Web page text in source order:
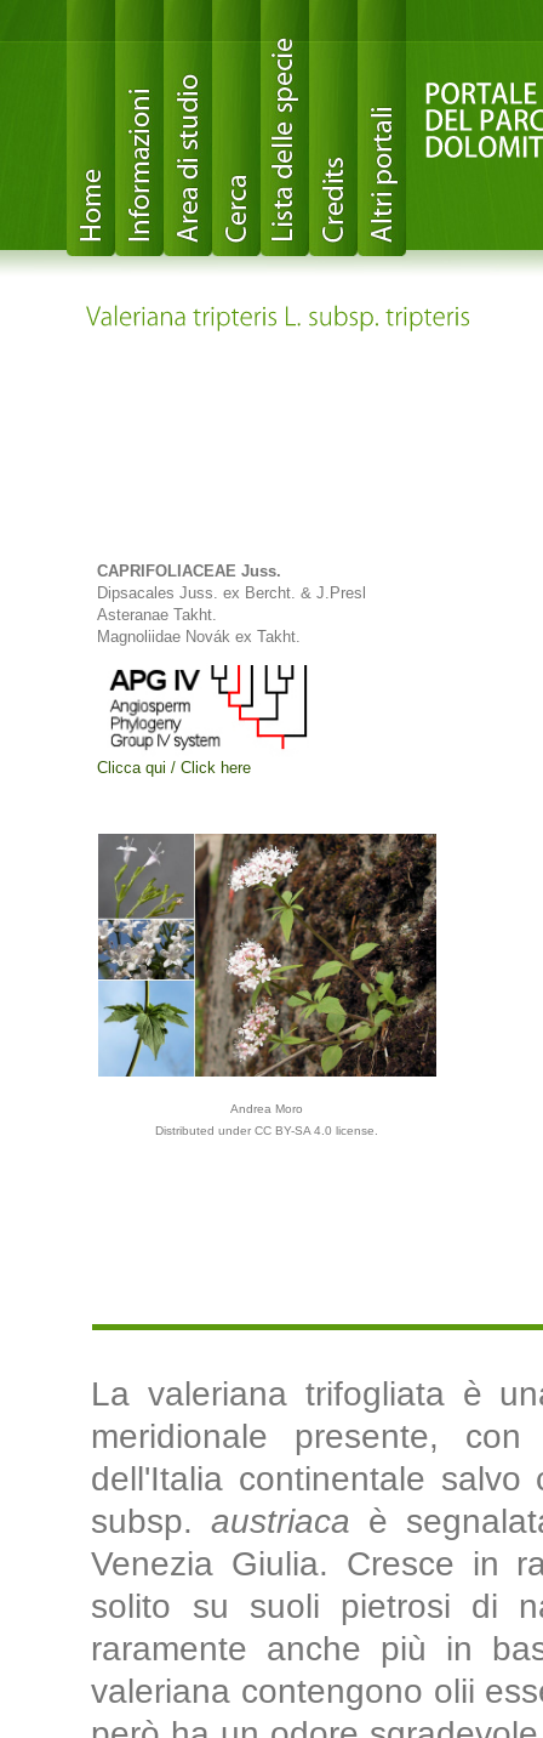
CAPRIFOLIACEAE Juss.
Dipsacales Juss. ex Bercht. & J.Presl
Asteranae Takht.
Magnoliidae Novák ex Takht.
Clicca qui / Click here
Andrea Moro
Distributed under CC BY-SA 4.0 license.
La valeriana trifogliata è
meridionale presente,
dell'Italia continentale
subsp.austriaca è
Venezia Giulia. Cresce in
solito su suoli pietrosi di
raramente anche più in
valeriana contengono olii